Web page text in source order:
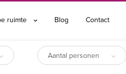
ruimte Blog Contact
Aantal personen